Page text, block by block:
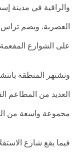
والراقية في مدينة
العصرية. ويضم
على الشوارع
وتشتهر المنطقة
العديد من المطاعم
مجموعة واسعة من
فيما يقع شارع